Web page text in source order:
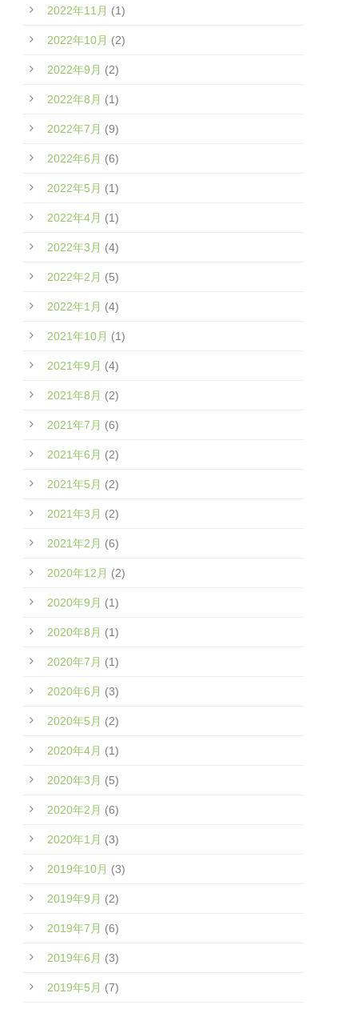
2022年11月 (1)
2022年10月 (2)
2022年9月 (2)
2022年8月 (1)
2022年7月 (9)
2022年6月 (6)
2022年5月 (1)
2022年4月 (1)
2022年3月 (4)
2022年2月 (5)
2022年1月 (4)
2021年10月 (1)
2021年9月 (4)
2021年8月 (2)
2021年7月 (6)
2021年6月 (2)
2021年5月 (2)
2021年3月 (2)
2021年2月 (6)
2020年12月 (2)
2020年9月 (1)
2020年8月 (1)
2020年7月 (1)
2020年6月 (3)
2020年5月 (2)
2020年4月 (1)
2020年3月 (5)
2020年2月 (6)
2020年1月 (3)
2019年10月 (3)
2019年9月 (2)
2019年7月 (6)
2019年6月 (3)
2019年5月 (7)